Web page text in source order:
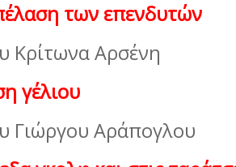
των επενδυτών
Αρσένη
γέλιου
Αράπογλου